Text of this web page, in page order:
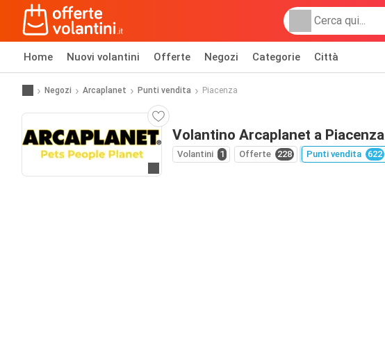
Home Nuovi volantini Offerte Negozi Categorie Città
Negozi Arcaplanet Punti vendita Piacenza
Volantino Arcaplanet a Piacenza
Volantini 1 Offerte 228 Punti vendita 622